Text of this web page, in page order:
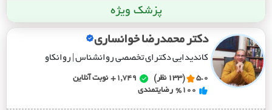
پزشک ویژه
دکتر محمدرضا خوانساری
کاندیدایی دکترای تخصصی روانشناس | روانکاو
5.0 (133 نظر) 1,749+
نوبت آنلاین
%100 رضایتمندی